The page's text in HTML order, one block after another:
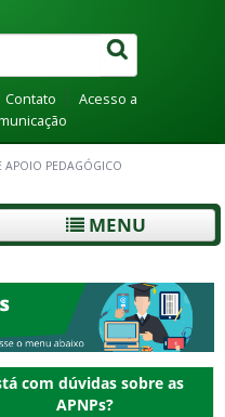
Canais
Contato
Acesso a
APOIO PEDAGÓGICO
MENU
com dúvidas sobre as
APNPs?